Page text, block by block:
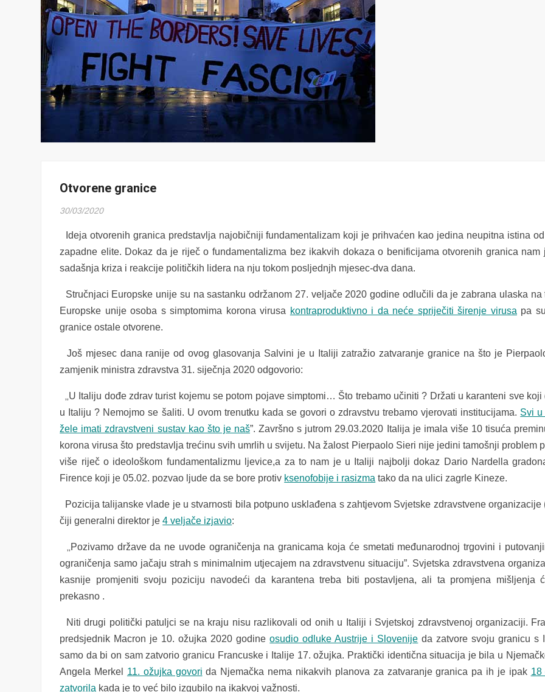
Otvorene granice
30/03/2020
Ideja otvorenih granica predstavlja najobičniji fundamentalizam koji je prihvaćen kao jedina neupitna istina
zapadne elite. Dokaz da je riječ o fundamentalizma bez ikakvih dokaza o benificijama otvorenih granica nam
sadašnja kriza i reakcije političkih lidera na nju tokom posljednjh mjesec-dva dana.
Stručnjaci Europske unije su na sastanku održanom 27. veljače 2020 godine odlučili da je zabrana ulaska na
Europske unije osoba s simptomima korona virusa kontraproduktivno i da neće spriječiti širenje virusa pa
granice ostale otvorene.
Još mjesec dana ranije od ovog glasovanja Salvini je u Italiji zatražio zatvaranje granice na što je
zamjenik ministra zdravstva 31. siječnja 2020 odgovorio:
U Italiju dođe zdrav turist kojemu se potom pojave simptomi… Što trebamo učiniti ? Držati u karanteni sve koji
u Italiju ? Nemojmo se šaliti. U ovom trenutku kada se govori o zdravstvu trebamo vjerovati institucijama. Svi u
žele imati zdravstveni sustav kao što je naš”. Završno s jutrom 29.03.2020 Italija je imala više 10 tisuća
korona virusa što predstavlja trećinu svih umrlih u svijetu. Na žalost Pierpaolo Sieri nije jedini tamošnji problem
više riječ o ideološkom fundamentalizmu ljevice,a za to nam je u Italiji najbolji dokaz Dario Nardella
Firence koji je 05.02. pozvao ljude da se bore protiv ksenofobije i rasizma tako da na ulici zagrle Kineze.
Pozicija talijanske vlade je u stvarnosti bila potpuno usklađena s zahtjevom Svjetske zdravstvene organizacije
čiji generalni direktor je4 veljače izjavio:
Pozivamo države da ne uvode ograničenja na granicama koja će smetati međunarodnoj trgovini i
ograničenja samo jačaju strah s minimalnim utjecajem na zdravstvenu situaciju”. Svjetska zdravstvena
kasnije promjeniti svoju poziciju navodeći da karantena treba biti postavljena, ali ta promjena mišljenja
prekasno .
Niti drugi politički patuljci se na kraju nisu razlikovali od onih u Italiji i Svjetskoj zdravstvenoj organizaciji.
predsjednik Macron je 10. ožujka 2020 godineosudio odluke Austrije i Slovenije da zatvore svoju granicu s
samo da bi on sam zatvorio granicu Francuske i Italije 17. ožujka. Praktički identična situacija je bila u
Angela Merkel 11. ožujka govori da Njemačka nema nikakvih planova za zatvaranje granica pa ih je ipak 18
zatvorila kada je to već bilo izgubilo na ikakvoj važnosti.